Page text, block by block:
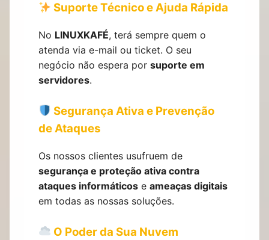
Suporte Técnico e Ajuda Rápida
No LINUXKAFÉ, terá sempre quem o
atenda via e-mail ou ticket. O seu
negócio não espera por suporte em
servidores.
Segurança Ativa e Prevenção
de Ataques
Os nossos clientes usufruem de
segurança e proteção ativa contra
ataques informáticos e ameaças digitais
em todas as nossas soluções.
O Poder da Sua Nuvem